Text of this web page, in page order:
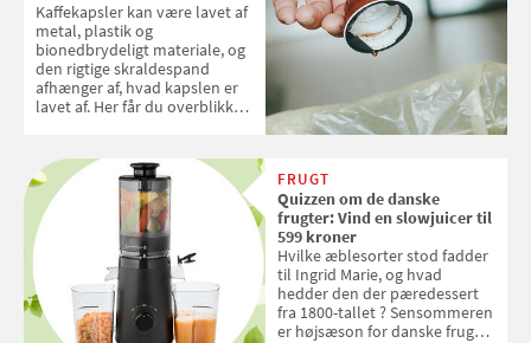
Kaffekapsler kan være lavet af
metal, plastik og
bionedbrydeligt materiale, og
den rigtige skraldespand
afhænger af, hvad kapslen er
lavet af. Her får du overblikket
FRUGT
Quizzen om de danske
frugter: Vind en slowjuicer til
599 kroner
Hvilke æblesorter stod fadder
til Ingrid Marie, og hvad
hedder den der pæredessert
fra 1800-tallet ? Sensommeren
er højsæson for danske fruger,